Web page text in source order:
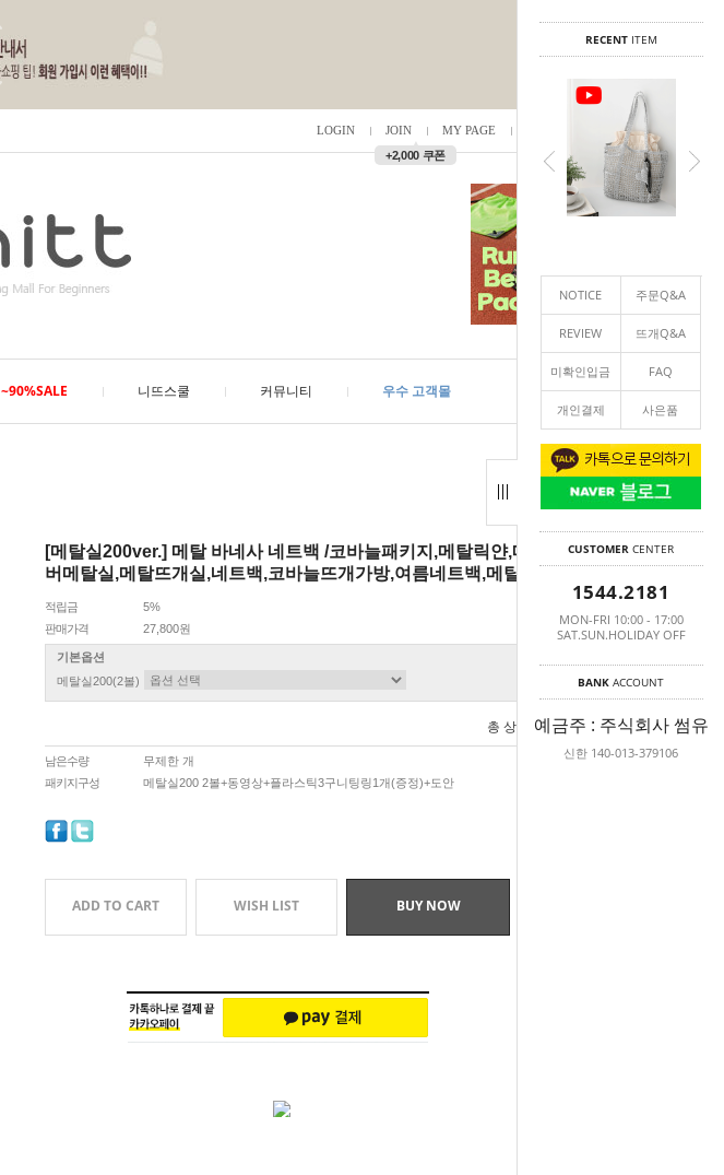
RECENTITEM
NOTICE 주문Q&A
REVIEW 뜨개Q&A
미확인입금 FAQ
개인결제 사은품
CUSTOMER CENTER
1544.2181
MON-FRI 10:00 - 17:00
SAT.SUN.HOLIDAY OFF
BANK ACCOUNT
예금주 : 주식회사 썸유
신한 140-013-379106
LOGIN JOIN
▲
+2,000 쿠폰
MY PAGE / 0
~90%SALE 니뜨스쿨 커뮤니티 우수 고객몰
[메탈실200ver.] 메탈 바네사 네트백 /코바늘패키지,메탈릭얀,메탈실,실
버메탈실,메탈뜨개실,네트백,코바늘뜨개가방,여름네트백,메탈실200
적립금
5%
판매가격
27,800원
기본옵션
메탈실200(2볼)
총 상품 금액 0 원
남은수량
무제한 개
패키지구성
메탈실200 2볼+동영상+플라스틱3구니팅링1개(증정)+도안
ADD TO CART WISH LIST BUY NOW